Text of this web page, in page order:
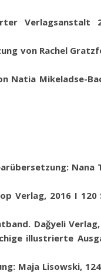
Verlagsanstalt
von Rachel
Natia Mikeladse-
Nana
Verlag, 2016 I 120
Dağyeli
illustrierte
Maja Lisowski,